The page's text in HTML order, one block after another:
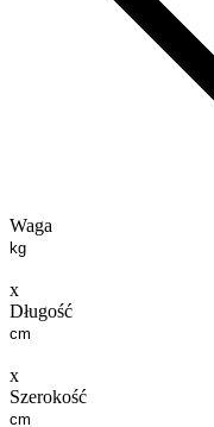
Waga
x
Długość
x
Szerokość